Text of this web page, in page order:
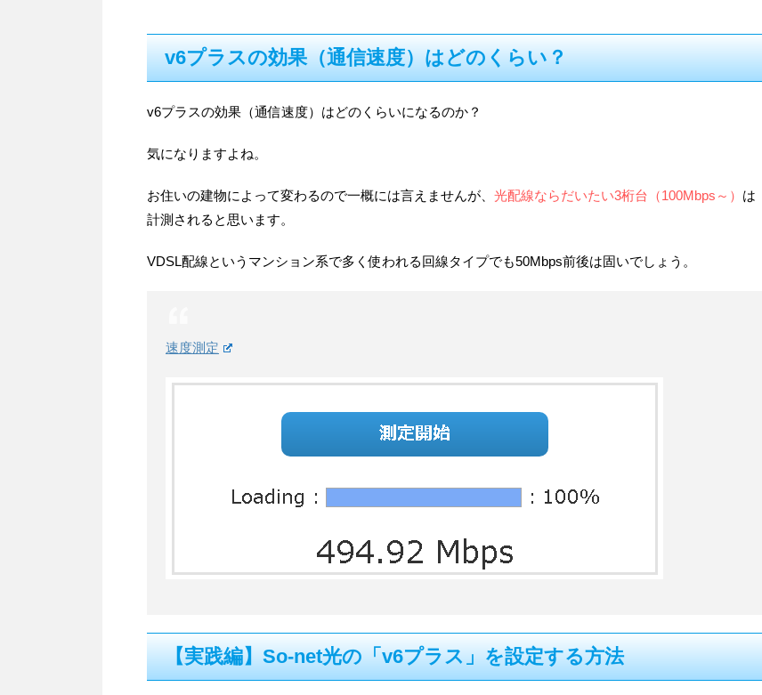
v6プラスの効果（通信速度）はどのくらい？
v6プラスの効果（通信速度）はどのくらいになるのか？
気になりますよね。
お住いの建物によって変わるので一概には言えませんが、 光配線ならだいたい3桁台（100Mbps～） は
計測されると思います。
VDSL配線というマンション系で多く使われる回線タイプでも50Mbps前後は固いでしょう。
速度測定
【実践編】So-net光の「v6プラス」を設定する方法